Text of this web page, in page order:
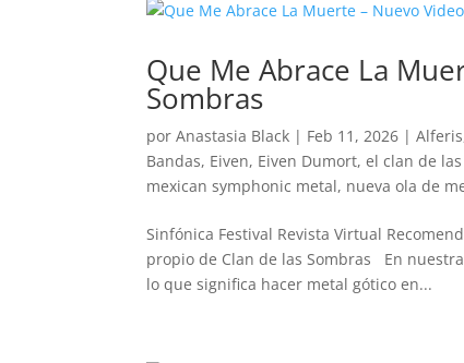
Que Me Abrace La
Sombras
porAnastasia Black | Feb 11, 2026 |Alferis
Bandas, Eiven, Eiven Dumort,el clan de
mexican symphonic metal, nueva ola de
Sinfónica Festival Revista Virtual
propio de Clan de las Sombras En
lo que significa hacer metal gótico en...